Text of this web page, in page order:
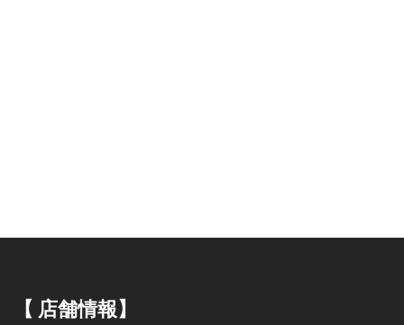
【 店舗情報】